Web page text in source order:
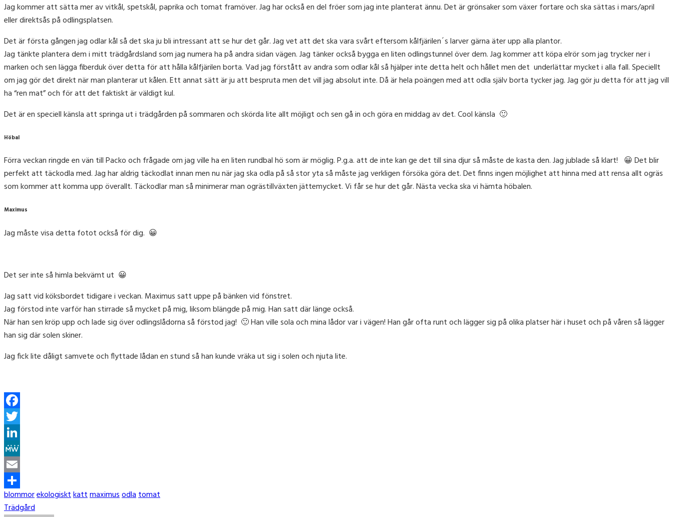
Jag kommer att sätta mer av vitkål, spetskål, paprika och tomat framöver. Jag har också en del fröer som jag inte planterat ännu. Det är grönsaker som växer fortare och ska sättas i mars/april
eller direktsås på odlingsplatsen.
Det är första gången jag odlar kål så det ska ju bli intressant att se hur det går. Jag vet att det ska vara svårt eftersom kålfjärilen´s larver gärna äter upp alla plantor.
Jag tänkte plantera dem i mitt trädgårdsland som jag numera ha på andra sidan vägen. Jag tänker också bygga en liten odlingstunnel över dem. Jag kommer att köpa elrör som jag trycker ner i
marken och sen lägga fiberduk över detta för att hålla kålfjärilen borta. Vad jag förstått av andra som odlar kål så hjälper inte detta helt och hållet men det underlättar mycket i alla fall. Speciellt
om jag gör det direkt när man planterar ut kålen. Ett annat sätt är ju att bespruta men det vill jag absolut inte. Då är hela poängen med att odla själv borta tycker jag. Jag gör ju detta för att jag vill
ha “ren mat” och för att det faktiskt är väldigt kul.
Det är en speciell känsla att springa ut i trädgården på sommaren och skörda lite allt möjligt och sen gå in och göra en middag av det. Cool känsla 🙂
Höbal
Förra veckan ringde en vän till Packo och frågade om jag ville ha en liten rundbal hö som är möglig. P.g.a. att de inte kan ge det till sina djur så måste de kasta den. Jag jublade så klart! 😀 Det blir
perfekt att täckodla med. Jag har aldrig täckodlat innan men nu när jag ska odla på så stor yta så måste jag verkligen försöka göra det. Det finns ingen möjlighet att hinna med att rensa allt ogräs
som kommer att komma upp överallt. Täckodlar man så minimerar man ogrästillväxten jättemycket. Vi får se hur det går. Nästa vecka ska vi hämta höbalen.
Maximus
Jag måste visa detta fotot också för dig. 😀
Det ser inte så himla bekvämt ut 😀
Jag satt vid köksbordet tidigare i veckan. Maximus satt uppe på bänken vid fönstret.
Jag förstod inte varför han stirrade så mycket på mig, liksom blängde på mig. Han satt där länge också.
När han sen kröp upp och lade sig över odlingslådorna så förstod jag! 🙂 Han ville sola och mina lådor var i vägen! Han går ofta runt och lägger sig på olika platser här i huset och på våren så lägger
han sig där solen skiner.
Jag fick lite dåligt samvete och flyttade lådan en stund så han kunde vräka ut sig i solen och njuta lite.
Facebook
Twitter
LinkedIn
MeWe
Email
Share
Tags
blommorekologisktkattmaximusodlatomat
Categories
Trädgård